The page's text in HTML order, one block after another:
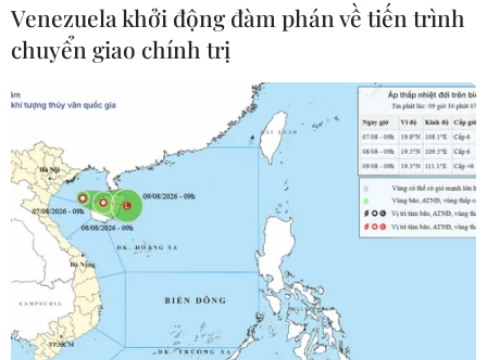
Venezuela khởi động đàm phán về tiến trình
chuyển giao chính trị